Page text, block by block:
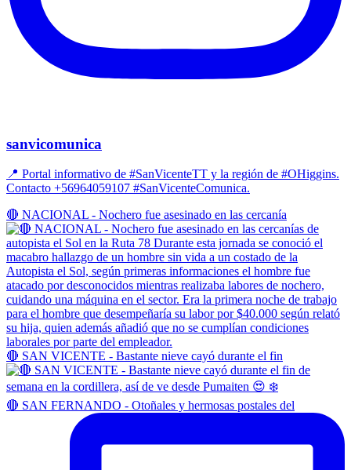
sanvicomunica
📍 Portal informativo de #SanVicenteTT y la región de #OHiggins.
Contacto +56964059107 #SanVicenteComunica.
🔴 NACIONAL - Nochero fue asesinado en las cercanía
🔴 SAN VICENTE - Bastante nieve cayó durante el fin
🔴 SAN FERNANDO - Otoñales y hermosas postales del